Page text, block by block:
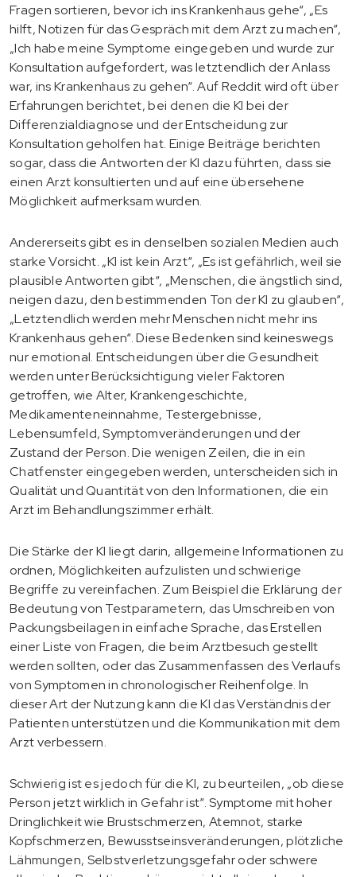
Fragen sortieren, bevor ich ins Krankenhaus gehe“, „Es
hilft, Notizen für das Gespräch mit dem Arzt zu machen“,
„Ich habe meine Symptome eingegeben und wurde zur
Konsultation aufgefordert, was letztendlich der Anlass
war, ins Krankenhaus zu gehen“. Auf Reddit wird oft über
Erfahrungen berichtet, bei denen die KI bei der
Differenzialdiagnose und der Entscheidung zur
Konsultation geholfen hat. Einige Beiträge berichten
sogar, dass die Antworten der KI dazu führten, dass sie
einen Arzt konsultierten und auf eine übersehene
Möglichkeit aufmerksam wurden.
Andererseits gibt es in denselben sozialen Medien auch
starke Vorsicht. „KI ist kein Arzt“, „Es ist gefährlich, weil sie
plausible Antworten gibt“, „Menschen, die ängstlich sind,
neigen dazu, den bestimmenden Ton der KI zu glauben“,
„Letztendlich werden mehr Menschen nicht mehr ins
Krankenhaus gehen“. Diese Bedenken sind keineswegs
nur emotional. Entscheidungen über die Gesundheit
werden unter Berücksichtigung vieler Faktoren
getroffen, wie Alter, Krankengeschichte,
Medikamenteneinnahme, Testergebnisse,
Lebensumfeld, Symptomveränderungen und der
Zustand der Person. Die wenigen Zeilen, die in ein
Chatfenster eingegeben werden, unterscheiden sich in
Qualität und Quantität von den Informationen, die ein
Arzt im Behandlungszimmer erhält.
Die Stärke der KI liegt darin, allgemeine Informationen zu
ordnen, Möglichkeiten aufzulisten und schwierige
Begriffe zu vereinfachen. Zum Beispiel die Erklärung der
Bedeutung von Testparametern, das Umschreiben von
Packungsbeilagen in einfache Sprache, das Erstellen
einer Liste von Fragen, die beim Arztbesuch gestellt
werden sollten, oder das Zusammenfassen des Verlaufs
von Symptomen in chronologischer Reihenfolge. In
dieser Art der Nutzung kann die KI das Verständnis der
Patienten unterstützen und die Kommunikation mit dem
Arzt verbessern.
Schwierig ist es jedoch für die KI, zu beurteilen, „ob diese
Person jetzt wirklich in Gefahr ist“. Symptome mit hoher
Dringlichkeit wie Brustschmerzen, Atemnot, starke
Kopfschmerzen, Bewusstseinsveränderungen, plötzliche
Lähmungen, Selbstverletzungsgefahr oder schwere